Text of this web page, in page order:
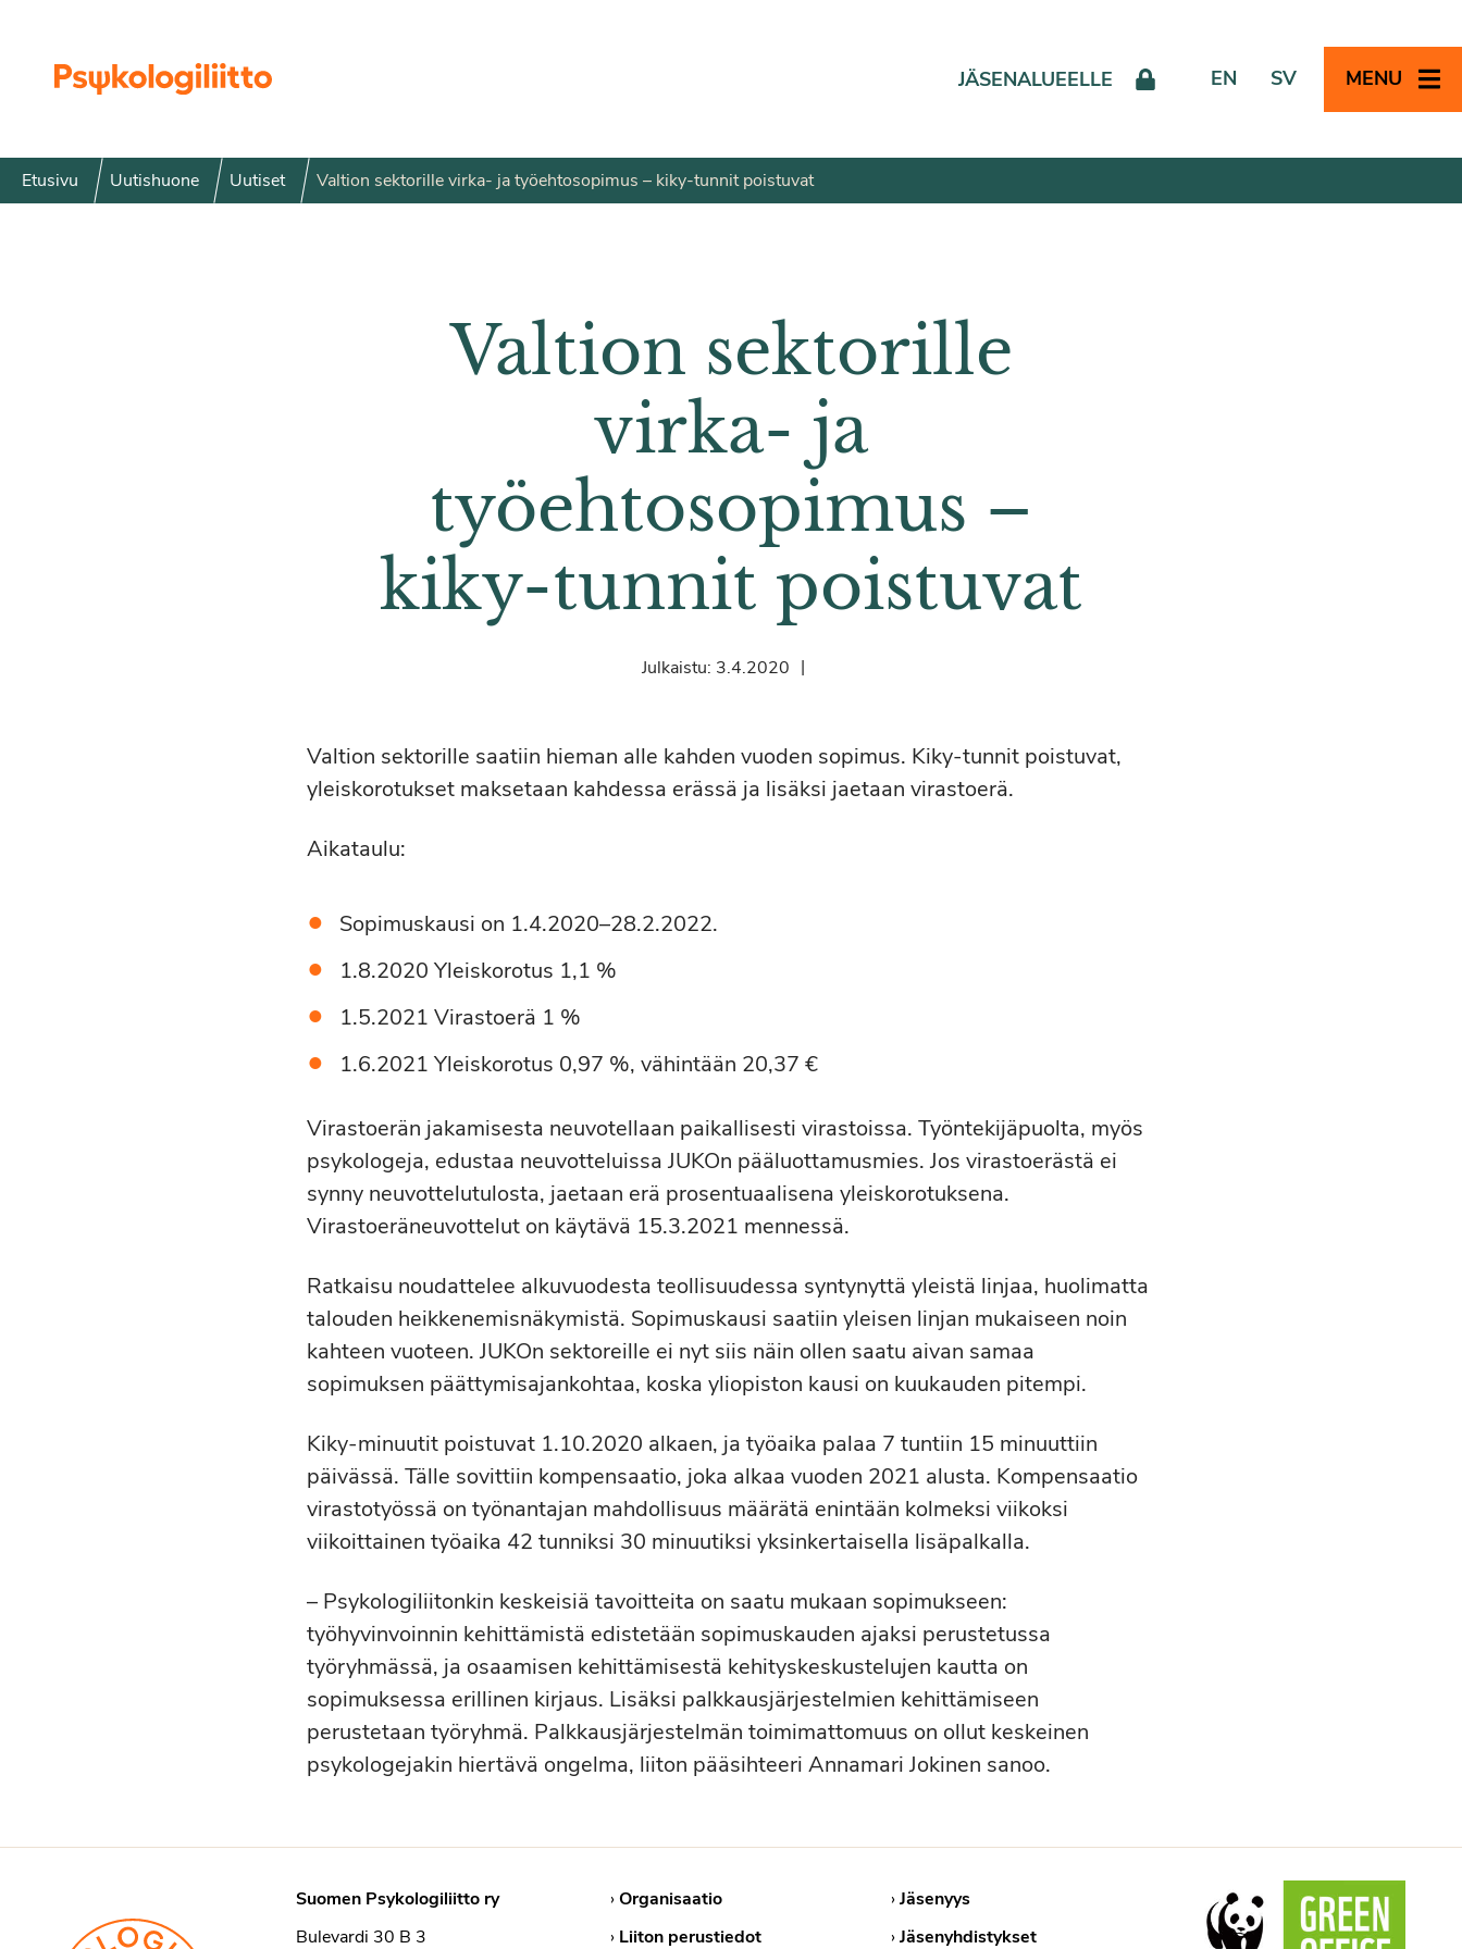
JÄSENALUEELLE EN SV MENU
Etusivu Uutishuone Uutiset Valtion sektorille virka- ja työehtosopimus – kiky-tunnit poistuvat
Valtion sektorille
virka- ja
työehtosopimus –
kiky-tunnit poistuvat
Julkaistu: 3.4.2020 |
Valtion sektorille saatiin hieman alle kahden vuoden sopimus. Kiky-tunnit poistuvat,
yleiskorotukset maksetaan kahdessa erässä ja lisäksi jaetaan virastoerä.
Aikataulu:
Sopimuskausi on 1.4.2020–28.2.2022.
1.8.2020 Yleiskorotus 1,1 %
1.5.2021 Virastoerä 1 %
1.6.2021 Yleiskorotus 0,97 %, vähintään 20,37 €
Virastoerän jakamisesta neuvotellaan paikallisesti virastoissa. Työntekijäpuolta, myös
psykologeja, edustaa neuvotteluissa JUKOn pääluottamusmies. Jos virastoerästä ei
synny neuvottelutulosta, jaetaan erä prosentuaalisena yleiskorotuksena.
Virastoeräneuvottelut on käytävä 15.3.2021 mennessä.
Ratkaisu noudattelee alkuvuodesta teollisuudessa syntynyttä yleistä linjaa, huolimatta
talouden heikkenemisnäkymistä. Sopimuskausi saatiin yleisen linjan mukaiseen noin
kahteen vuoteen. JUKOn sektoreille ei nyt siis näin ollen saatu aivan samaa
sopimuksen päättymisajankohtaa, koska yliopiston kausi on kuukauden pitempi.
Kiky-minuutit poistuvat 1.10.2020 alkaen, ja työaika palaa 7 tuntiin 15 minuuttiin
päivässä. Tälle sovittiin kompensaatio, joka alkaa vuoden 2021 alusta. Kompensaatio
virastotyössä on työnantajan mahdollisuus määrätä enintään kolmeksi viikoksi
viikoittainen työaika 42 tunniksi 30 minuutiksi yksinkertaisella lisäpalkalla.
– Psykologiliitonkin keskeisiä tavoitteita on saatu mukaan sopimukseen:
työhyvinvoinnin kehittämistä edistetään sopimuskauden ajaksi perustetussa
työryhmässä, ja osaamisen kehittämisestä kehityskeskustelujen kautta on
sopimuksessa erillinen kirjaus. Lisäksi palkkausjärjestelmien kehittämiseen
perustetaan työryhmä. Palkkausjärjestelmän toimimattomuus on ollut keskeinen
psykologejakin hiertävä ongelma, liiton pääsihteeri Annamari Jokinen sanoo.
Suomen Psykologiliitto ry
Bulevardi 30 B 3
›Organisaatio
› Liiton perustiedot
›Jäsenyys
›Jäsenyhdistykset